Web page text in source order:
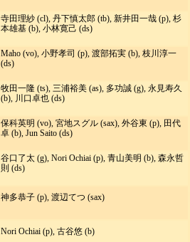
寺田理紗 (cl), 丹下慎太郎 (tb), 新井田一哉 (p), 杉
本雄基 (b), 小林寛己 (ds)
Maho (vo), 小野孝司 (p), 渡部拓実 (b), 枝川淳一
(ds)
牧田一隆 (ts), 三浦裕美 (as), 多功誠 (g), 永見寿久
(b), 川口卓也 (ds)
保科英明 (vo), 宮地スグル (sax), 外谷東 (p), 田代
卓 (b), Jun Saito (ds)
谷口了太 (g), Nori Ochiai (p), 青山美明 (b), 森永哲
則 (ds)
神多恭子 (p), 渡辺てつ (sax)
Nori Ochiai (p), 古谷悠 (b)